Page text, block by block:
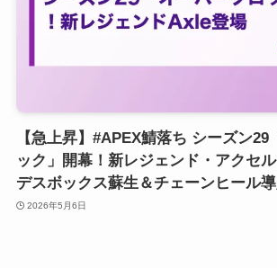
【急上昇】#APEX鯖落ち シーズン29
ック」開幕！新レジェンド・アクセル
デスボックス蘇生＆チェーンヒール
2026年5月6日